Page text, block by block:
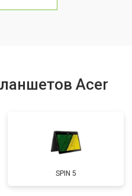
от 3200 ₽
Acer
SPIN 5